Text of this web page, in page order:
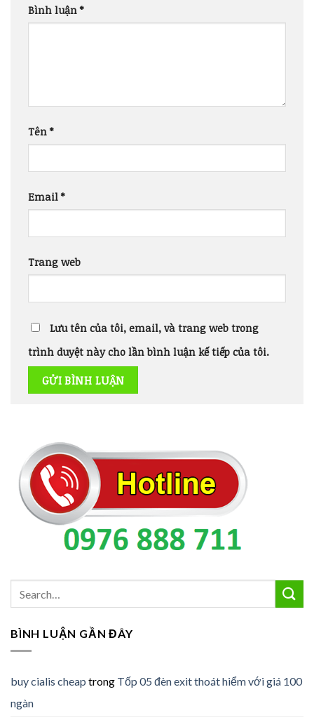
Bình luận*
Tên*
Email*
Trang web
Lưu tên của tôi, email, và trang web trong
trình duyệt này cho lần bình luận kế tiếp của tôi.
BÌNH LUẬN GẦN ĐÂY
buy cialis cheap trong Tốp 05 đèn exit thoát hiểm với giá 100
ngàn